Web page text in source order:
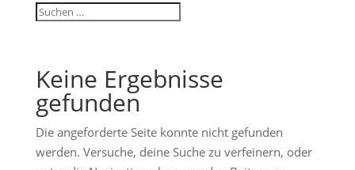
Keine Ergebnisse
gefunden
Die angeforderte Seite konnte nicht gefunden
werden. Versuche, deine Suche zu verfeinern, oder